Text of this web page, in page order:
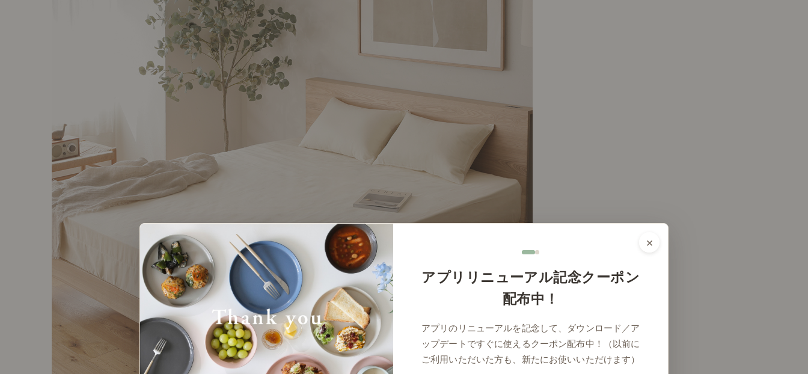
×
アプリリニューアル記念クーポン
配布中！
アプリのリニューアルを記念して、ダウンロード／ア
ップデートですぐに使えるクーポン配布中！（以前に
ご利用いただいた方も、新たにお使いいただけます）